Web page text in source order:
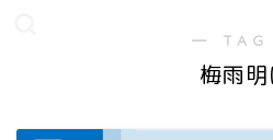
―
梅雨明